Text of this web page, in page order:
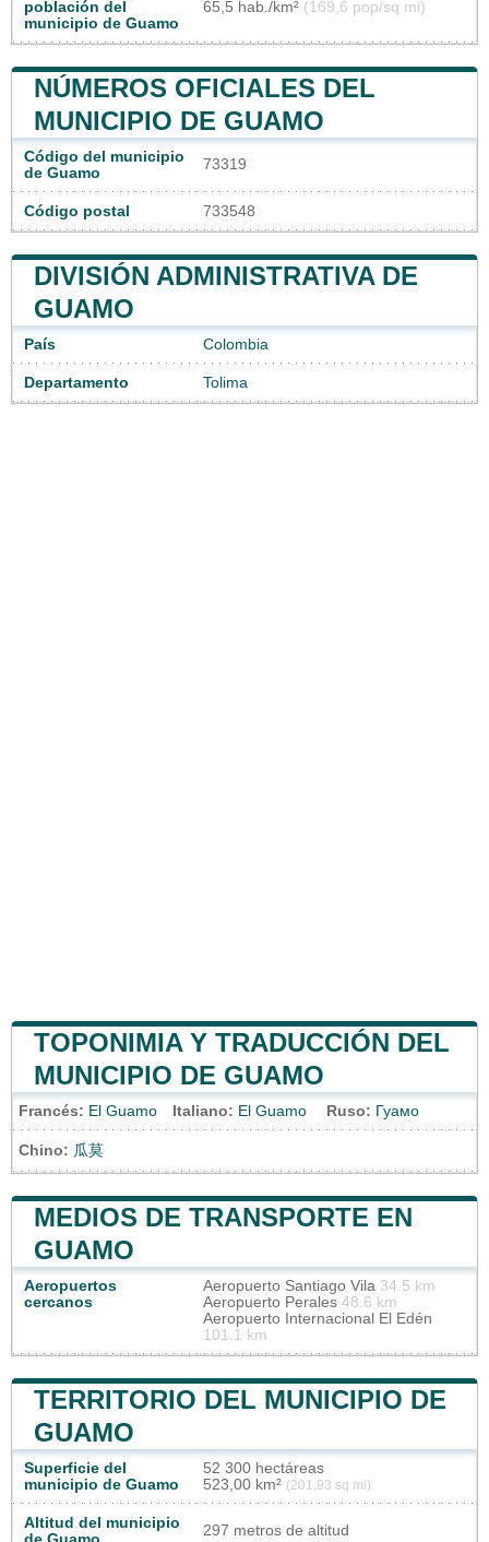
población del
municipio de Guamo
65,5 hab./km² (169,6 pop/sq mi)
NÚMEROS OFICIALES DEL
MUNICIPIO DE GUAMO
Código del municipio
de Guamo
73319
Código postal 733548
DIVISIÓN ADMINISTRATIVA DE
GUAMO
País Colombia
Departamento Tolima
TOPONIMIA Y TRADUCCIÓN DEL
MUNICIPIO DE GUAMO
Francés: El Guamo Italiano: El Guamo Ruso: Гуамо
Chino: 瓜莫
MEDIOS DE TRANSPORTE EN
GUAMO
Aeropuertos
cercanos
Aeropuerto Santiago Vila 34.5 km
Aeropuerto Perales 48.6 km
Aeropuerto Internacional El Edén
101.1 km
TERRITORIO DEL MUNICIPIO DE
GUAMO
Superficie del
municipio de Guamo
52 300 hectáreas
523,00 km² (201,93 sq mi)
Altitud del municipio
297 metros de altitud